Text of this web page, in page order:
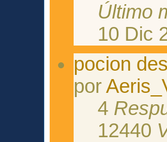
Último
10 Dic
pocion
por
4
12440